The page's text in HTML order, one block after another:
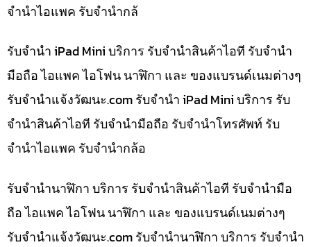
จำนำไอแพค รับจำนำกล้
รับจำนำ iPad Mini บริการ รับจำนำสินค้าไอที รับจำนำ
มือถือ ไอแพค ไอโฟน นาฬิกา และ ของแบรนด์เนมต่างๆ
รับจํานําแจ้งวัฒนะ.com รับจำนำ iPad Mini บริการ รับ
จำนำสินค้าไอที รับจำนำมือถือ รับจำนำโทรศัพท์ รับ
จำนำไอแพค รับจำนำกล้อ
รับจำนำนาฬิกา บริการ รับจำนำสินค้าไอที รับจำนำมือ
ถือ ไอแพค ไอโฟน นาฬิกา และ ของแบรนด์เนมต่างๆ
รับจํานําแจ้งวัฒนะ.com รับจำนำนาฬิกา บริการ รับจำนำ